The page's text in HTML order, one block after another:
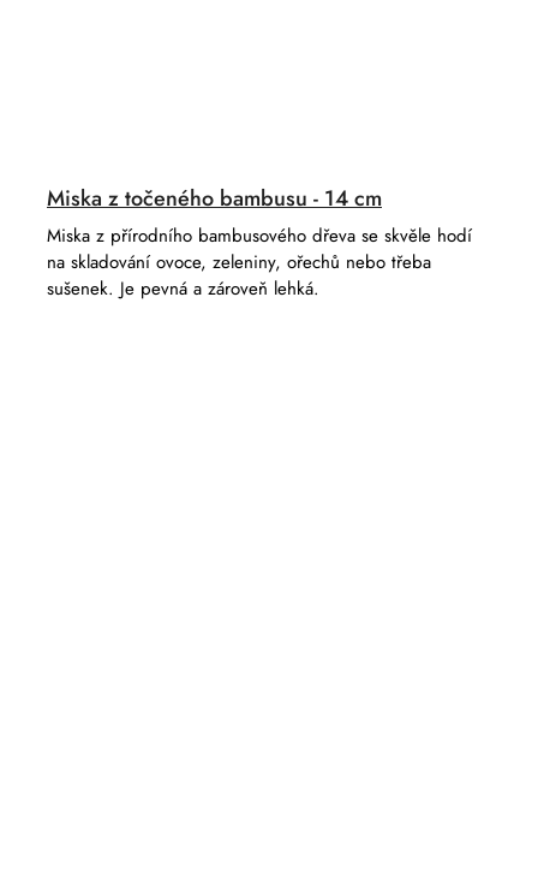
Miska z točeného bambusu - 14 cm
Miska z přírodního bambusového dřeva se skvěle hodí
na skladování ovoce, zeleniny, ořechů nebo třeba
sušenek. Je pevná a zároveň lehká.